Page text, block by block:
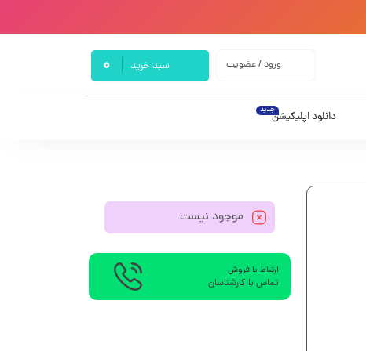
ورود / عضویت سبد خرید 0
دانلود اپلیکیشنجدید
موجود نیست
ارتباط با فروش
تماس با کارشناسان